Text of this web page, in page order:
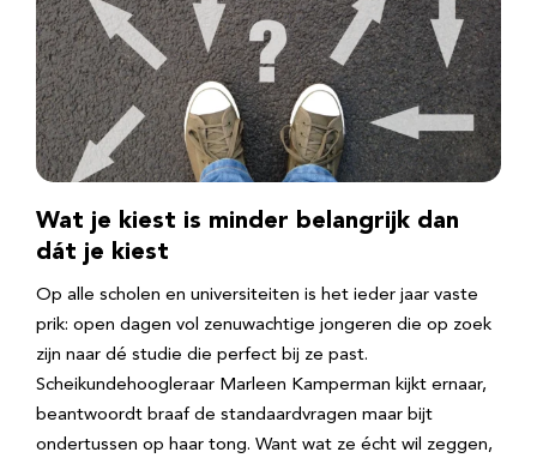
Wat je kiest is minder belangrijk dan
dát je kiest
Op alle scholen en universiteiten is het ieder jaar vaste
prik: open dagen vol zenuwachtige jongeren die op zoek
zijn naar dé studie die perfect bij ze past.
Scheikundehoogleraar Marleen Kamperman kijkt ernaar,
beantwoordt braaf de standaardvragen maar bijt
ondertussen op haar tong. Want wat ze écht wil zeggen,